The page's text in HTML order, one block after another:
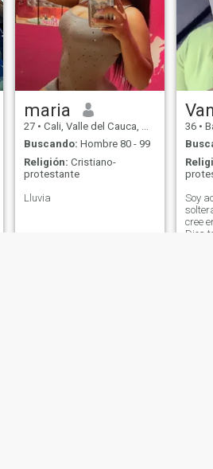
maria
27 • Cali, Valle del Cauca, Colombia
Buscando: Hombre 80 - 99
Religión: Cristiano-
protestante
Lluvia
36 •
Soy
cree
Dios